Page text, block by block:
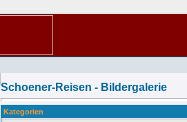
Schoener-Reisen - Bildergalerie
Kategorien